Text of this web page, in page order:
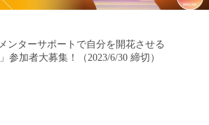
ンターサポートで自分を開花させる
参加者大募集！（2023/6/30 締切）